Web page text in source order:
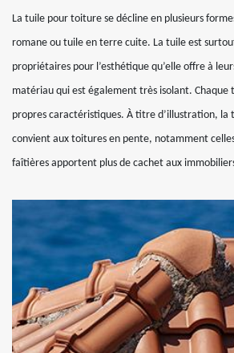
La tuile pour toiture se décline en plusieurs
romane ou tuile en terre cuite. La tuile est
propriétaires pour l’esthétique qu’elle offre à
matériau qui est également très isolant. Chaque
propres caractéristiques. À titre d’illustration, la
convient aux toitures en pente, notamment
faîtières apportent plus de cachet aux